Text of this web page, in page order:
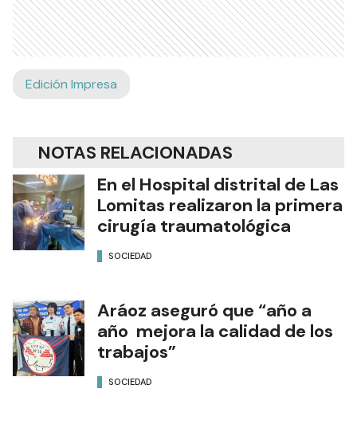
Edición Impresa
NOTAS RELACIONADAS
En el Hospital distrital de Las
Lomitas realizaron la primera
cirugía traumatológica
SOCIEDAD
Aráoz aseguró que “año a
año mejora la calidad de los
trabajos”
SOCIEDAD